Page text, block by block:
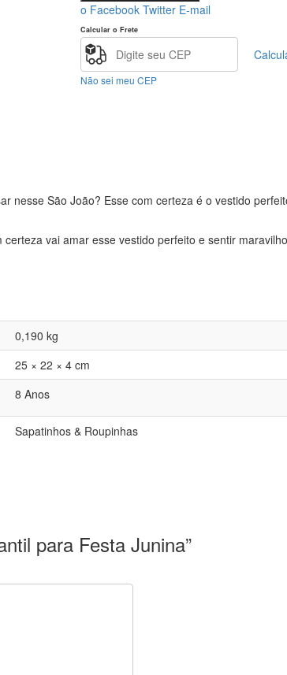
o Facebook Twitter E-mail
Calcular o Frete
Não sei meu CEP
nesse São João? Esse com certeza é o vestido
vai amar esse vestido perfeito e sentir
0,190 kg
25 × 22 × 4 cm
8 Anos
Sapatinhos & Roupinhas
para Festa Junina”